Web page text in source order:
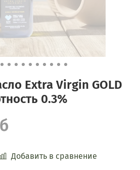
Extra Virgin GOLD
0.3%
Добавить в сравнение